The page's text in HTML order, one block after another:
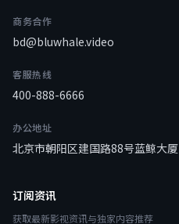
商务合作
bd@bluwhale.video
客服热线
400-888-6666
办公地址
北京市朝阳区建国路88号蓝鲸大厦
订阅资讯
获取最新影视资讯与独家内容推荐